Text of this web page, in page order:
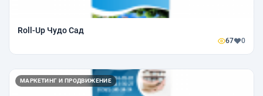
Roll-Up Чудо Сад
67 0
МАРКЕТИНГ И ПРОДВИЖЕНИЕ